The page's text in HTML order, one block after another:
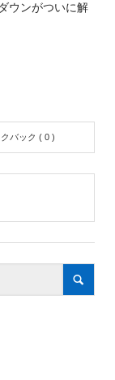
ウンがついに解
クバック ( 0 )